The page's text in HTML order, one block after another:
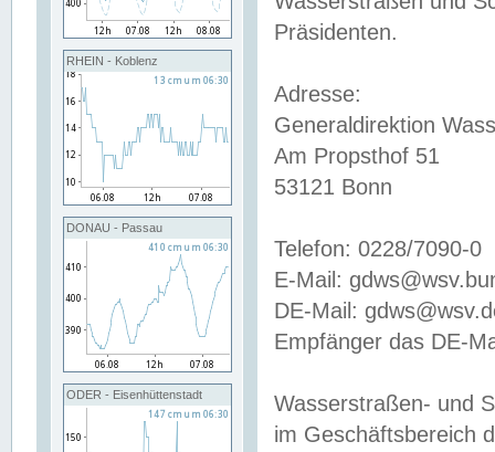
RHEIN - Koblenz
DONAU - Passau
ODER - Eisenhüttenstadt
Präsidenten.
Adresse:
Generaldirektion
Am Propsthof 51
53121 Bonn
Telefon: 0228/7090-0
E-Mail:
DE-Mail:
Empfänger das DE-
Wasserstraßen- und
im Geschäftsbereich